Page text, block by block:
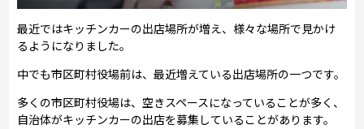
最近ではキッチンカーの出店場所が増え、様々な場所で見かけ
るようになりました。
中でも市区町村役場前は、最近増えている出店場所の一つです。
多くの市区町村役場は、空きスペースになっていることが多く、
自治体がキッチンカーの出店を募集していることがあります。